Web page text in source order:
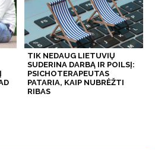
TIK NEDAUG LIETUVIŲ
SUDERINA DARBĄ IR POILSĮ:
PSICHOTERAPEUTAS
PATARIA, KAIP NUBRĖŽTI
RIBAS